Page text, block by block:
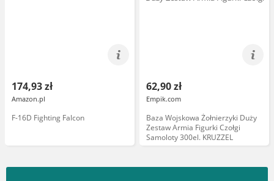
174,93 zł
Amazon.pl
F-16D Fighting Falcon
62,90 zł
Empik.com
Baza Wojskowa Żołnierzyki Duży
Zestaw Armia Figurki Czołgi
Samoloty 300el. KRUZZEL